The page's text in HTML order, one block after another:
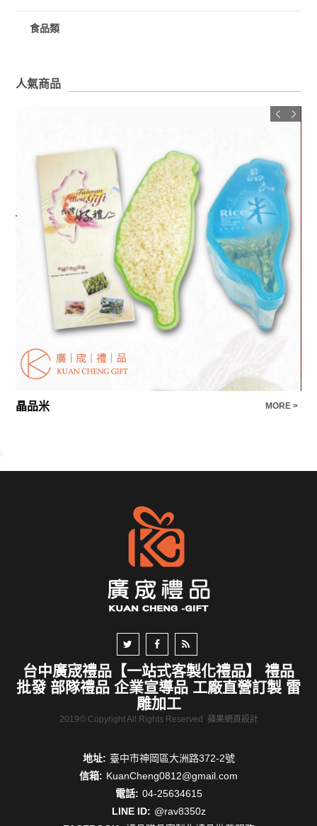
食品類
人氣商品
晶品米 MORE > 禮
台中廣宬禮品【一站式客製化禮品】 禮品
批發 部隊禮品 企業宣導品 工廠直營訂製 雷
雕加工
2019© Copyright All Rights Reserved 蘋果網頁設計
地址: 臺中市神岡區大洲路372-2號
信箱: KuanCheng0812@gmail.com
電話: 04-25634615
LINE ID: @rav8350z